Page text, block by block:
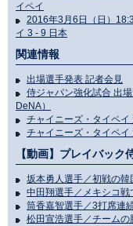
イペイ
2016年3月6日（日）
イ 3 - 9 日本
関連情報
出場選手発表 記者会見
侍ジャパン強化試合 出
DeNA）
チャイニーズ・タイペイ
チャイニーズ・タイペイ
【動画】プレイバック
坂本勇人選手／初戦の韓
中田翔選手／メキシコ
筒香嘉智選手／3打席連
松田宣浩選手／チーム